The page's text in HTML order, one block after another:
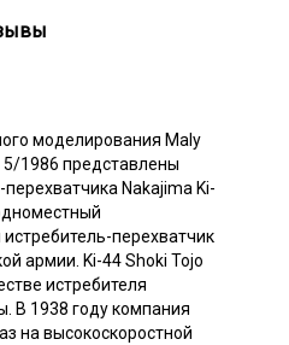
моделирования Maly
1986 представлены
Nakajima Ki-
перехватчик
армии. Ki-44 Shoki Tojo
истребителя
В 1938 году компания
на высокоскоростной